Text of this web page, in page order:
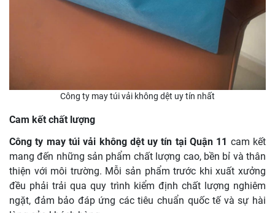
Công ty may túi vải không dệt uy tín nhất
Cam kết chất lượng
Công ty may túi vải không dệt uy tín tại Quận 11 cam kết
mang đến những sản phẩm chất lượng cao, bền bỉ và thân
thiện với môi trường. Mỗi sản phẩm trước khi xuất xưởng
đều phải trải qua quy trình kiểm định chất lượng nghiêm
ngặt, đảm bảo đáp ứng các tiêu chuẩn quốc tế và sự hài